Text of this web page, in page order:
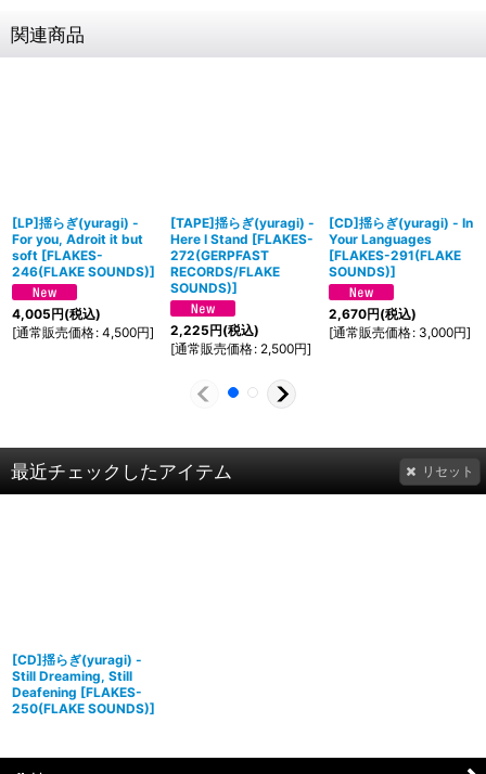
関連商品
[LP]揺らぎ(yuragi) -
For you, Adroit it but
soft [FLAKES-
246(FLAKE SOUNDS)]
4,005円(税込)
[通常販売価格: 4,500円]
[TAPE]揺らぎ(yuragi) -
Here I Stand [FLAKES-
272(GERPFAST
RECORDS/FLAKE
SOUNDS)]
2,225円(税込)
[通常販売価格: 2,500円]
[CD]揺らぎ(yuragi) - In
Your Languages
[FLAKES-291(FLAKE
SOUNDS)]
2,670円(税込)
[通常販売価格: 3,000円]
最近チェックしたアイテム リセット
[CD]揺らぎ(yuragi) -
Still Dreaming, Still
Deafening [FLAKES-
250(FLAKE SOUNDS)]